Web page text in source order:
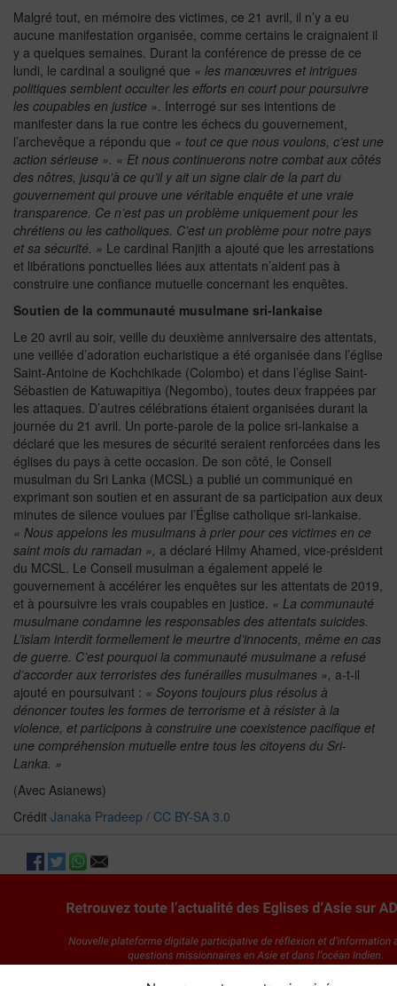
Malgré tout, en mémoire des victimes, ce 21 avril, il n’y a eu
aucune manifestation organisée, comme certains le craignaient il
y a quelques semaines. Durant la conférence de presse de ce
lundi, le cardinal a souligné que « les manœuvres et intrigues
politiques semblent occulter les efforts en court pour poursuivre
les coupables en justice ». Interrogé sur ses intentions de
manifester dans la rue contre les échecs du gouvernement,
l’archevêque a répondu que « tout ce que nous voulons, c’est une
action sérieuse ». « Et nous continuerons notre combat aux côtés
des nôtres, jusqu’à ce qu’il y ait un signe clair de la part du
gouvernement qui prouve une véritable enquête et une vraie
transparence. Ce n’est pas un problème uniquement pour les
chrétiens ou les catholiques. C’est un problème pour notre pays
et sa sécurité. » Le cardinal Ranjith a ajouté que les arrestations
et libérations ponctuelles liées aux attentats n’aident pas à
construire une confiance mutuelle concernant les enquêtes.
Soutien de la communauté musulmane sri-lankaise
Le 20 avril au soir, veille du deuxième anniversaire des attentats,
une veillée d’adoration eucharistique a été organisée dans l’église
Saint-Antoine de Kochchikade (Colombo) et dans l’église Saint-
Sébastien de Katuwapitiya (Negombo), toutes deux frappées par
les attaques. D’autres célébrations étaient organisées durant la
journée du 21 avril. Un porte-parole de la police sri-lankaise a
déclaré que les mesures de sécurité seraient renforcées dans les
églises du pays à cette occasion. De son côté, le Conseil
musulman du Sri Lanka (MCSL) a publié un communiqué en
exprimant son soutien et en assurant de sa participation aux deux
minutes de silence voulues par l’Église catholique sri-lankaise.
« Nous appelons les musulmans à prier pour ces victimes en ce
saint mois du ramadan », a déclaré Hilmy Ahamed, vice-président
du MCSL. Le Conseil musulman a également appelé le
gouvernement à accélérer les enquêtes sur les attentats de 2019,
et à poursuivre les vrais coupables en justice. « La communauté
musulmane condamne les responsables des attentats suicides.
L’islam interdit formellement le meurtre d’innocents, même en cas
de guerre. C’est pourquoi la communauté musulmane a refusé
d’accorder aux terroristes des funérailles musulmanes », a-t-il
ajouté en poursuivant : « Soyons toujours plus résolus à
dénoncer toutes les formes de terrorisme et à résister à la
violence, et participons à construire une coexistence pacifique et
une compréhension mutuelle entre tous les citoyens du Sri-
Lanka. »
(Avec Asianews)
Crédit Janaka Pradeep / CC BY-SA 3.0